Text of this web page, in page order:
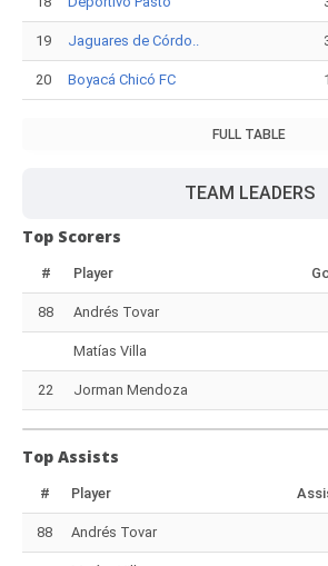
19 Jaguares de Córdo..
20 Boyacá Chicó FC 1
FULL TABLE
TEAM LEADERS
Top Scorers
# Player
88 Andrés Tovar
Matías Villa
22 Jorman Mendoza
Top Assists
# Player
88 Andrés Tovar